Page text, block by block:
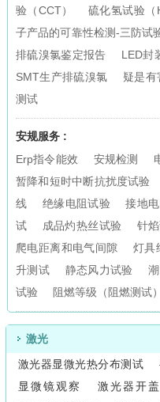
验（CCT） 硫化氢试验（
子产品的可靠性检测-三防试
排硫溴氯鉴定报告
LED封
SMT生产排硫溴氯
疑是
测试
安规服务 :
Erp指令能效
安规检测
暂降和短时中断抗扰度试验
线
绝缘电阻试验 接地
试
成品灼热丝试验 针
爬电距离和电气间隙
灯具
升测试
静态风力试验
试验
阻燃等级（阻燃测试）
激光
激光器显微光热分布测试
显微镜观察
激光器开